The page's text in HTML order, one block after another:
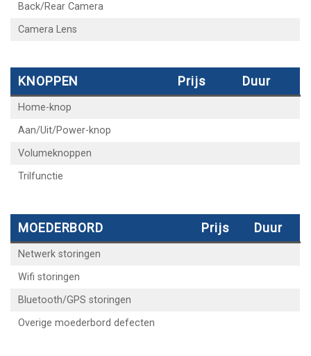
Back/Rear Camera
Camera Lens
KNOPPEN Prijs Duur
Home-knop
Aan/Uit/Power-knop
Volumeknoppen
Trilfunctie
MOEDERBORD Prijs Duur
Netwerk storingen
Wifi storingen
Bluetooth/GPS storingen
Overige moederbord defecten